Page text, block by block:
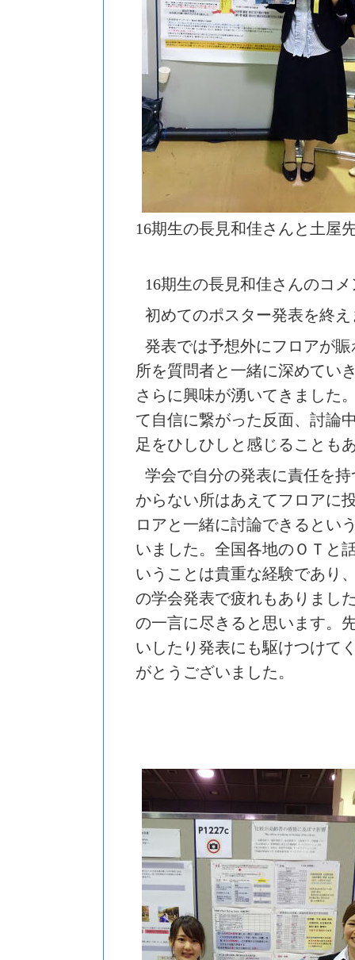
16期生の長見和佳さんと土屋
16期生の長見和佳さんのコ
初めてのポスター発表を終
発表では予想外にフロアが
所を質問者と一緒に深めてい
さらに興味が湧いてきました
て自信に繋がった反面、討論
足をひしひしと感じることも
学会で自分の発表に責任を
からない所はあえてフロアに
ロアと一緒に討論できるとい
いました。全国各地のＯＴと
いうことは貴重な経験であり
の学会発表で疲れもありまし
の一言に尽きると思います。
いしたり発表にも駆けつけて
がとうございました。